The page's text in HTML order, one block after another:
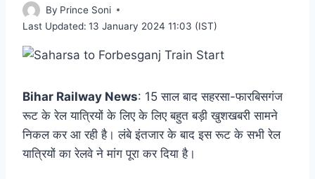
By Prince Soni
Last Updated: 13 January 2024 11:03 (IST)
Bihar Railway News: 15 साल बाद सहरसा-फारबिसगंज
रूट के रेल यात्रियों के लिए के लिए बहुत बड़ी खुशखबरी सामने
निकल कर आ रही है। लंबे इंतजार के बाद इस रूट के सभी रेल
यात्रियों का रेलवे ने मांग पूरा कर दिया है।